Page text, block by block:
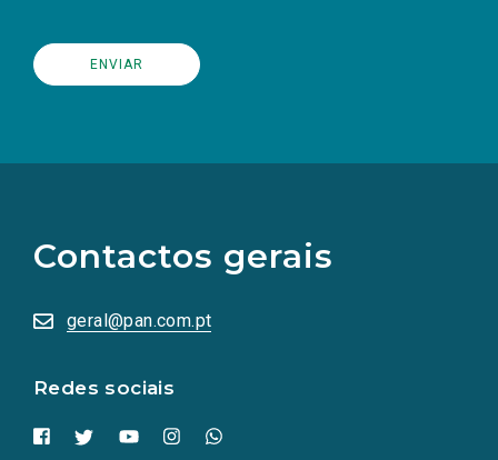
Contactos gerais
geral@pan.com.pt
Redes sociais
redes
sociais
numa
nova